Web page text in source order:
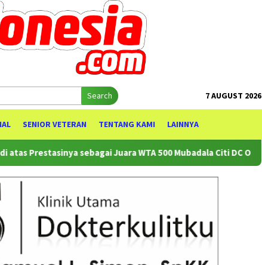
Search 7 AUGUST 2026
SENIOR VETERAN TENTANG KAMI LAINNYA
sebagai Juara WTA 500 Mubadala Citi DC Open 2026